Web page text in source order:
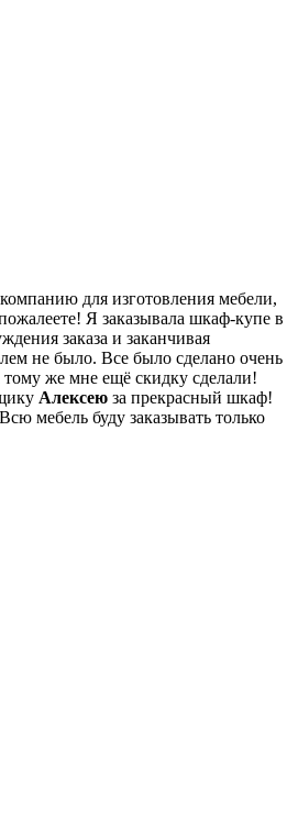
для изготовления мебели,
Я заказывала шкаф-купе в
заказа и заканчивая
не было. Все было сделано очень
же мне ещё скидку сделали!
Алексею за прекрасный шкаф!
мебель буду заказывать только